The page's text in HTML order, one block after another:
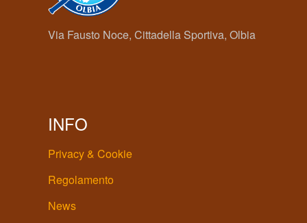
Via Fausto Noce, Cittadella Sportiva, Olbia
INFO
Privacy & Cookie
Regolamento
News